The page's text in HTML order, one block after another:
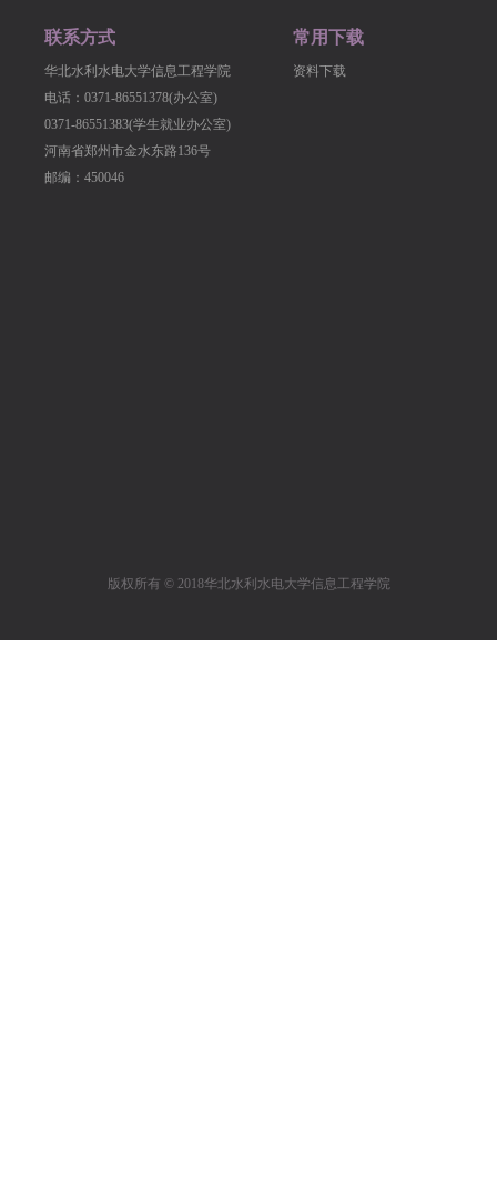
联系方式
华北水利水电大学信息工程学院
电话：0371-86551378(办公室)
0371-86551383(学生就业办公室)
河南省郑州市金水东路136号
邮编：450046
常用下载
资料下载
版权所有 © 2018华北水利水电大学信息工程学院